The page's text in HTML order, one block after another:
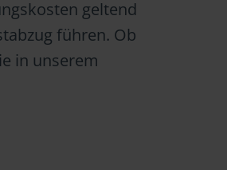
geltend
führen. Ob
in unserem